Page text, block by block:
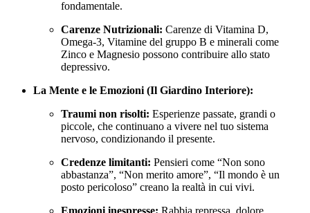
fondamentale.
Carenze Nutrizionali: Carenze di Vitamina D,
Omega-3, Vitamine del gruppo B e minerali come
Zinco e Magnesio possono contribuire allo stato
depressivo.
La Mente e le Emozioni (Il Giardino Interiore):
Traumi non risolti: Esperienze passate, grandi o
piccole, che continuano a vivere nel tuo sistema
nervoso, condizionando il presente.
Credenze limitanti: Pensieri come “Non sono
abbastanza”, “Non merito amore”, “Il mondo è un
posto pericoloso” creano la realtà in cui vivi.
Emozioni inespresse: Rabbia repressa, dolore